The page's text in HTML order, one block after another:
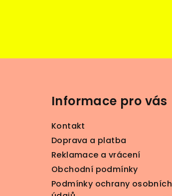
Informace pro vás
Kontakt
Doprava a platba
Reklamace a vrácení
Obchodní podmínky
Podmínky ochrany osobních